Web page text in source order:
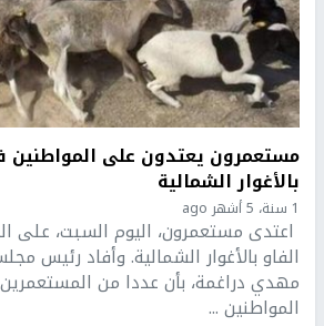
مستعمرون يعتدون على المواطنين
بالأغوار الشمالية
1 سنة، 5 أشهر ago
اعتدى مستعمرون، اليوم السبت، على
الفاو بالأغوار الشمالية. وأفاد رئيس
مهدي دراغمة، بأن عددا من
المواطنين ...